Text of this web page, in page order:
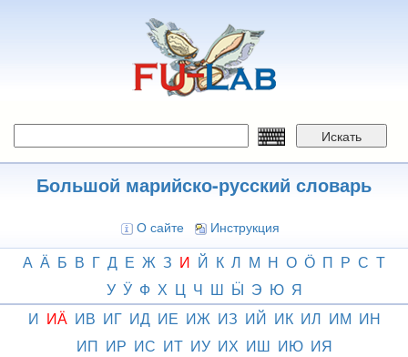
Искать
Большой марийско-русский словарь
О сайте Инструкция
А Ӓ Б В Г Д Е Ж З И Й К Л М Н О Ӧ П Р С Т
У Ӱ Ф Х Ц Ч Ш Ӹ Э Ю Я
И ИӒ ИВ ИГ ИД ИЕ ИЖ ИЗ ИЙ ИК ИЛ ИМ ИН
ИП ИР ИС ИТ ИУ ИХ ИШ ИЮ ИЯ